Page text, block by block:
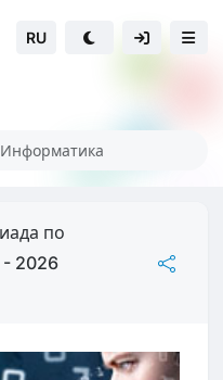
RU
Информатика
по
- 2026